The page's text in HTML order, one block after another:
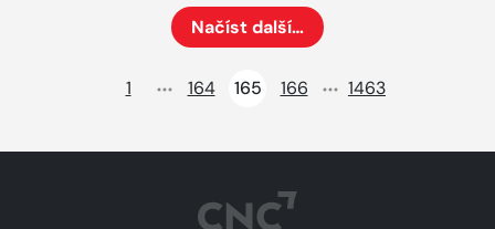
Načíst další…
1
164 165 166 1463